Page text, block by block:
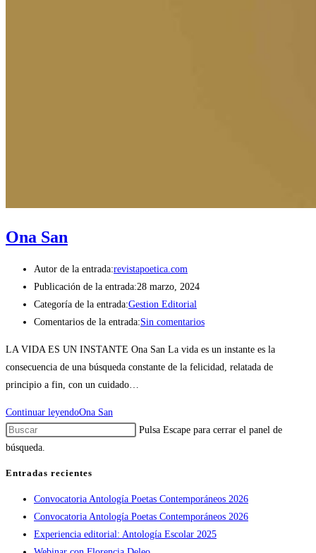
Ona San
Autor de la entrada:revistapoetica.com
Publicación de la entrada:28 marzo, 2024
Categoría de la entrada:Gestion Editorial
Comentarios de la entrada:Sin comentarios
LA VIDA ES UN INSTANTE Ona San La vida es un instante es la
consecuencia de una búsqueda constante de la felicidad, relatada de
principio a fin, con un cuidado…
Continuar leyendoOna San
Pulsa Escape para cerrar el panel de
búsqueda.
Entradas recientes
Convocatoria Antología Poetas Contemporáneos 2026
Convocatoria Antología Poetas Contemporáneos 2026
Experiencia editorial: Antología Escolar 2025